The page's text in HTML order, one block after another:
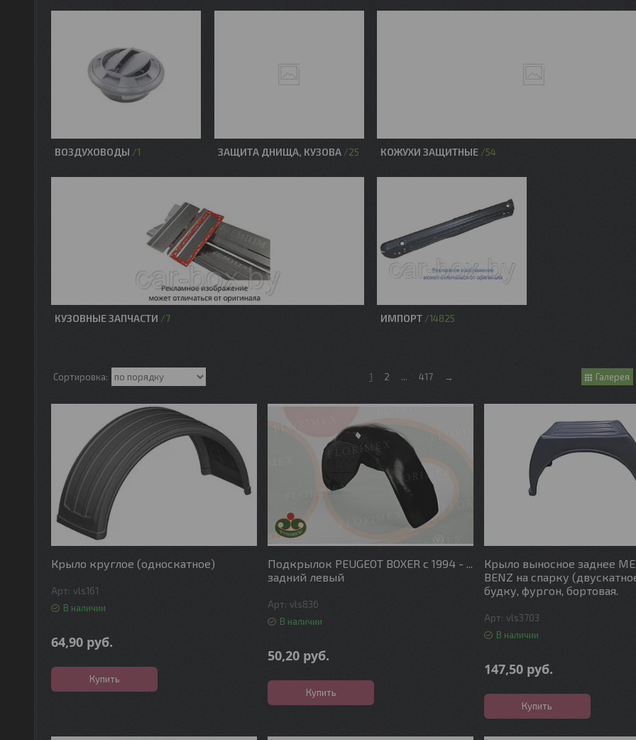
ВОЗДУХОВОДЫ 1 ЗАЩИТА ДНИЩА, КУЗОВА 25 КОЖУХИ ЗАЩИТНЫЕ 54
КУЗОВНЫЕ ЗАПЧАСТИ 7 ИМПОРТ 14825
1 2 ... 417 → Галерея
Крыло круглое (односкатное)
vls161
В наличии
64,90 руб.
Купить
Подкрылок PEUGEOT BOXER с 1994 - ...
задний левый
vls836
В наличии
50,20 руб.
Купить
Крыло выносное заднее
BENZ на спарку
будку, фургон, бортовая.
vls3703
В наличии
147,50 руб.
Купить